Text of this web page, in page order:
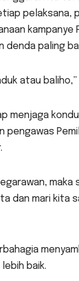
denda paling
atau baliho,”
menjaga
pengawas
dan mari kita
baik.